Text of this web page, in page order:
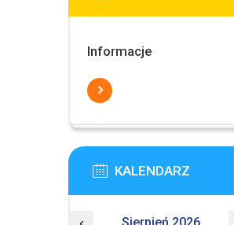
Informacje
KALENDARZ